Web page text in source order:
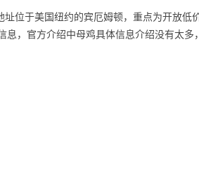
位于美国纽约的宾厄姆顿，重点为开放低
，官方介绍中母鸡具体信息介绍没有太多